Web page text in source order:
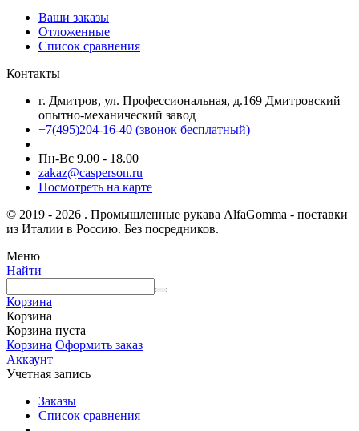
Ваши заказы
Отложенные
Список сравнения
Контакты
г. Дмитров, ул. Профессиональная, д.169 Дмитровский
опытно-механический завод
+7(495)204-16-40 (звонок бесплатный)
Пн-Вс 9.00 - 18.00
zakaz@casperson.ru
Посмотреть на карте
© 2019 - 2026 . Промышленные рукава AlfaGomma - поставки
из Италии в Россию. Без посредников.
Меню
Найти
Корзина
Корзина
Корзина пуста
Корзина Оформить заказ
Аккаунт
Учетная запись
Заказы
Список сравнения